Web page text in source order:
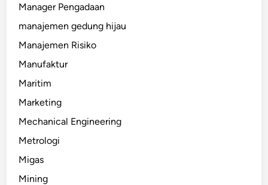
Manager Pengadaan
manajemen gedung hijau
Manajemen Risiko
Manufaktur
Maritim
Marketing
Mechanical Engineering
Metrologi
Migas
Mining